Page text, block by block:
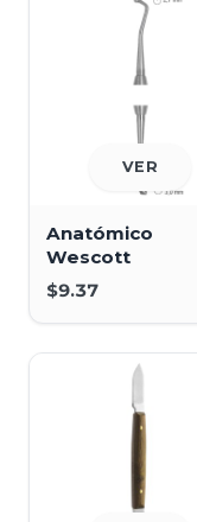
VER
Anatómico
Wescott
$9.37